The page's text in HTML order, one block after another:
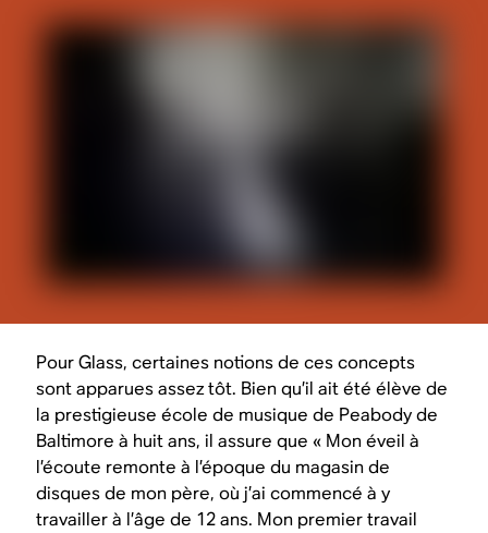
Pour Glass, certaines notions de ces concepts
sont apparues assez tôt. Bien qu’il ait été élève de
la prestigieuse école de musique de Peabody de
Baltimore à huit ans, il assure que « Mon éveil à
l’écoute remonte à l’époque du magasin de
disques de mon père, où j’ai commencé à y
travailler à l’âge de 12 ans. Mon premier travail